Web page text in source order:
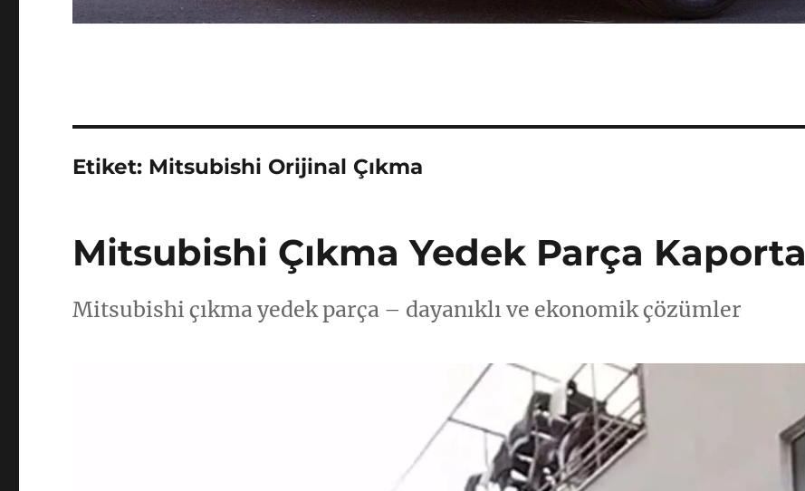
Etiket: Mitsubishi Orijinal Çıkma
Mitsubishi Çıkma Yedek Parça Kaporta
Mitsubishi çıkma yedek parça – dayanıklı ve ekonomik çözümler